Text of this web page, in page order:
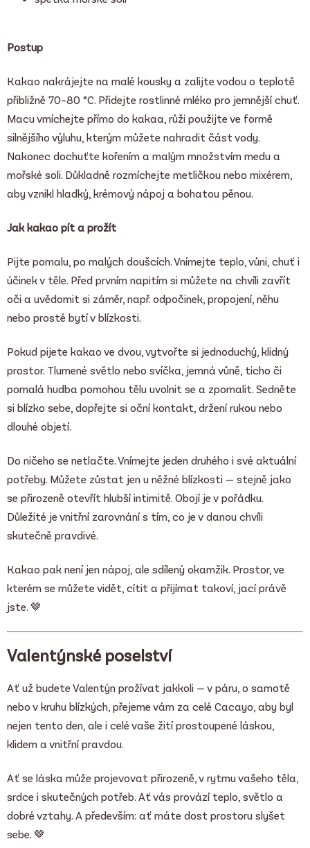
Postup
Kakao nakrájejte na malé kousky a zalijte vodou o teplotě
přibližně 70–80 °C. Přidejte rostlinné mléko pro jemnější chuť.
Macu vmíchejte přímo do kakaa, růži použijte ve formě
silnějšího výluhu, kterým můžete nahradit část vody.
Nakonec dochuťte kořením a malým množstvím medu a
mořské soli. Důkladně rozmíchejte metličkou nebo mixérem,
aby vznikl hladký, krémový nápoj a bohatou pěnou.
Jak kakao pít a prožít
Pijte pomalu, po malých doušcích. Vnímejte teplo, vůni, chuť i
účinek v těle. Před prvním napitím si můžete na chvíli zavřít
oči a uvědomit si záměr, např. odpočinek, propojení, něhu
nebo prosté bytí v blízkosti.
Pokud pijete kakao ve dvou, vytvořte si jednoduchý, klidný
prostor. Tlumené světlo nebo svíčka, jemná vůně, ticho či
pomalá hudba pomohou tělu uvolnit se a zpomalit. Sedněte
si blízko sebe, dopřejte si oční kontakt, držení rukou nebo
dlouhé objetí.
Do ničeho se netlačte. Vnímejte jeden druhého i své aktuální
potřeby. Můžete zůstat jen u něžné blízkosti — stejně jako
se přirozeně otevřít hlubší intimitě. Obojí je v pořádku.
Důležité je vnitřní zarovnání s tím, co je v danou chvíli
skutečně pravdivé.
Kakao pak není jen nápoj, ale sdílený okamžik. Prostor, ve
kterém se můžete vidět, cítit a přijímat takoví, jací právě
jste. 🤎
Valentýnské poselství
Ať už budete Valentýn prožívat jakkoli — v páru, o samotě
nebo v kruhu blízkých, přejeme vám za celé Cacayo, aby byl
nejen tento den, ale i celé vaše žití prostoupené láskou,
klidem a vnitřní pravdou.
Ať se láska může projevovat přirozeně, v rytmu vašeho těla,
srdce i skutečných potřeb. Ať vás provází teplo, světlo a
dobré vztahy. A především: ať máte dost prostoru slyšet
sebe. 🤎